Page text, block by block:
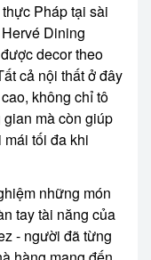
Pháp tại sài
Dining
được decor theo
cả nội thất ở đây
không chỉ tô
mà còn giúp
tối đa khi
những món
tay tài năng của
- người đã từng